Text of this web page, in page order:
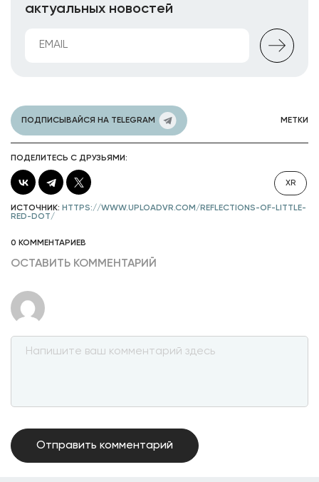
актуальных новостей
ПОДПИСЫВАЙСЯ НА TELEGRAM МЕТКИ
ПОДЕЛИТЕСЬ С ДРУЗЬЯМИ:
XR
ИСТОЧНИК: HTTPS://WWW.UPLOADVR.COM/REFLECTIONS-OF-LITTLE-
RED-DOT/
0 КОММЕНТАРИЕВ
ОСТАВИТЬ КОММЕНТАРИЙ